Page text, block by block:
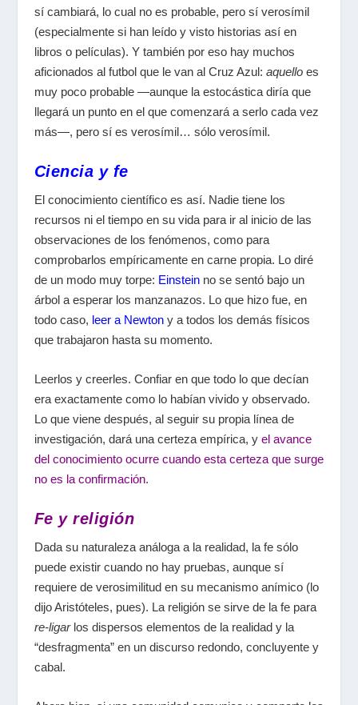
sí cambiará, lo cual no es probable, pero sí verosímil
(especialmente si han leído y visto historias así en
libros o películas). Y también por eso hay muchos
aficionados al futbol que le van al Cruz Azul: aquelloes
muy poco probable —aunque la estocástica diría que
llegará un punto en el que comenzará a serlo cada vez
más—, pero sí es verosímil… sólo verosímil.
Ciencia y fe
El conocimiento científico es así. Nadie tiene los
recursos ni el tiempo en su vida para ir al inicio de las
observaciones de los fenómenos, como para
comprobarlos empíricamente en carne propia. Lo diré
de un modo muy torpe: Einsteinno se sentó bajo un
árbol a esperar los manzanazos. Lo que hizo fue, en
todo caso, leer a Newtony a todos los demás físicos
que trabajaron hasta su momento.
Leerlos y creerles. Confiar en que todo lo que decían
era exactamente como lo habían vivido y observado.
Lo que viene después, al seguir su propia línea de
investigación, dará una certeza empírica, yel avance
del conocimiento ocurre cuando esta certeza que surge
no es la confirmación.
Fe y religión
Dada su naturaleza análoga a la realidad, la fe sólo
puede existir cuando no hay pruebas, aunque sí
requiere de verosimilitud en su mecanismo anímico (lo
dijo Aristóteles, pues). La religión se sirve de la fe para
re-ligarlos dispersos elementos de la realidad y la
“desfragmenta” en un discurso redondo, concluyente y
cabal.